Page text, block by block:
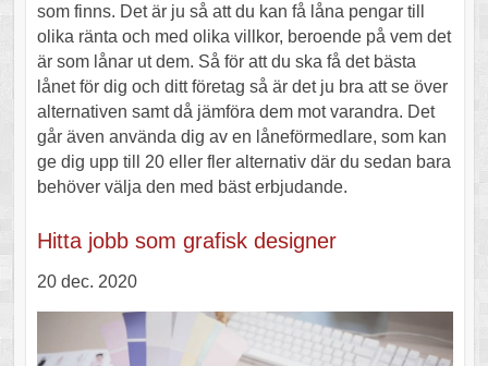
som finns. Det är ju så att du kan få låna pengar till
olika ränta och med olika villkor, beroende på vem det
är som lånar ut dem. Så för att du ska få det bästa
lånet för dig och ditt företag så är det ju bra att se över
alternativen samt då jämföra dem mot varandra. Det
går även använda dig av en låneförmedlare, som kan
ge dig upp till 20 eller fler alternativ där du sedan bara
behöver välja den med bäst erbjudande.
Hitta jobb som grafisk designer
20 dec. 2020